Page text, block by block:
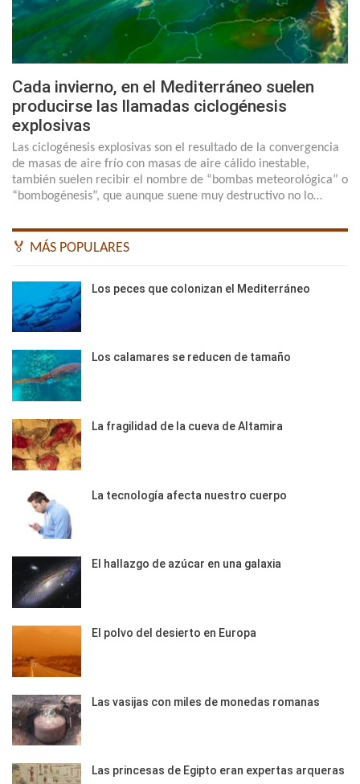
Cada invierno, en el Mediterráneo suelen
producirse las llamadas ciclogénesis
explosivas
Las ciclogénesis explosivas son el resultado de la convergencia
de masas de aire frío con masas de aire cálido inestable,
también suelen recibir el nombre de “bombas meteorológica” o
“bombogénesis”, que aunque suene muy destructivo no lo…
🏅 MÁS POPULARES
Los peces que colonizan el Mediterráneo
Los calamares se reducen de tamaño
La fragilidad de la cueva de Altamira
La tecnología afecta nuestro cuerpo
El hallazgo de azúcar en una galaxia
El polvo del desierto en Europa
Las vasijas con miles de monedas romanas
Las princesas de Egipto eran expertas arqueras